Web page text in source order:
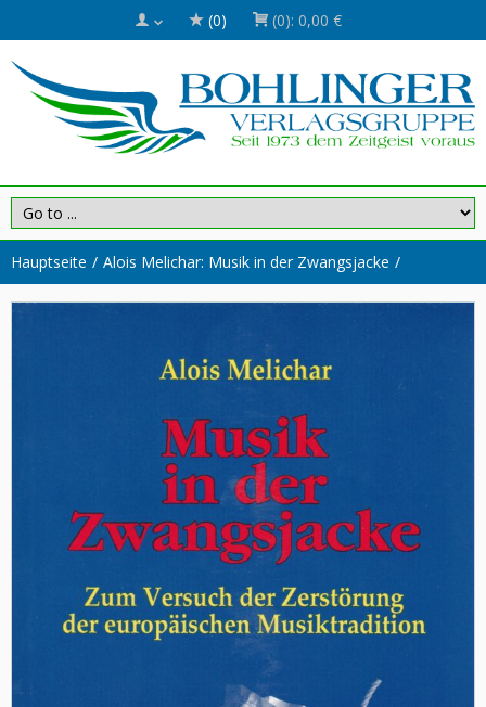
(0) (0): 0,00 €
Hauptseite Alois Melichar: Musik in der Zwangsjacke